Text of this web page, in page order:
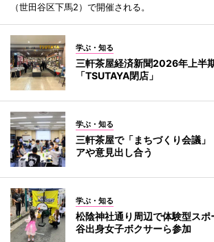
（世田谷区下馬2）で開催される。
学ぶ・知る
三軒茶屋経済新聞2026年上半
「TSUTAYA閉店」
学ぶ・知る
三軒茶屋で「まちづくり会議
アや意見出し合う
学ぶ・知る
松陰神社通り周辺で体験型ス
谷出身女子ボクサーら参加